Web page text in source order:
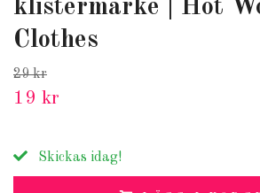
klistermärke | Hot
Clothes
29 kr
19 kr
Skickas idag!